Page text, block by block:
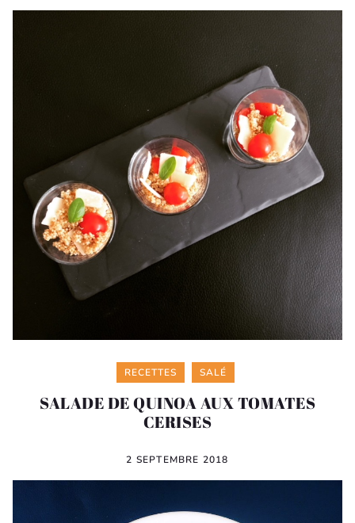
Categories
RECETTES SALÉ
SALADE DE QUINOA AUX TOMATES
CERISES
2 SEPTEMBRE 2018